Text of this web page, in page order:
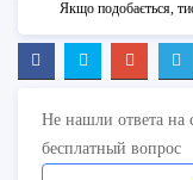
Якщо подобається,
Не нашли ответа на
бесплатный вопрос